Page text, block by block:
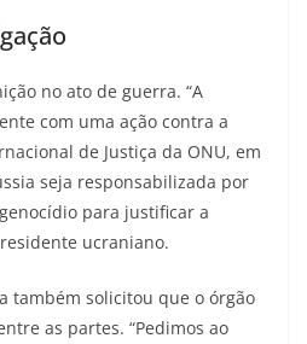
no ato de guerra. “A
com uma ação contra a
de Justiça da ONU, em
seja responsabilizada por
para justificar a
ucraniano.
também solicitou que o órgão
as partes. “Pedimos ao